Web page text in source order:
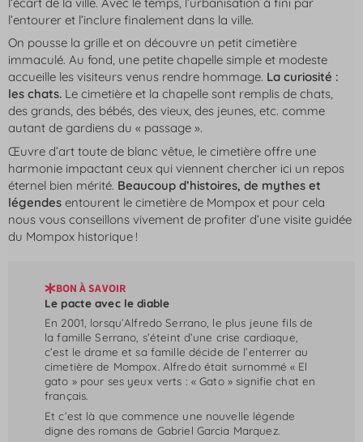
l’entourer et l’inclure finalement dans la ville.
On pousse la grille et on découvre un petit cimetière
immaculé. Au fond, une petite chapelle simple et modeste
accueille les visiteurs venus rendre hommage. La curiosité :
les chats. Le cimetière et la chapelle sont remplis de chats,
des grands, des bébés, des vieux, des jeunes, etc. comme
autant de gardiens du « passage ».
Œuvre d’art toute de blanc vêtue, le cimetière offre une
harmonie impactant ceux qui viennent chercher ici un repos
éternel bien mérité. Beaucoup d’histoires, de mythes et
légendes entourent le cimetière de Mompox et pour cela
nous vous conseillons vivement de profiter d’une visite guidée
du Mompox historique !
BON À SAVOIR
Le pacte avec le diable
En 2001, lorsqu’Alfredo Serrano, le plus jeune fils de
la famille Serrano, s’éteint d’une crise cardiaque,
c’est le drame et sa famille décide de l’enterrer au
cimetière de Mompox. Alfredo était surnommé « El
gato » pour ses yeux verts : « Gato » signifie chat en
français.
Et c’est là que commence une nouvelle légende
digne des romans de Gabriel Garcia Marquez.